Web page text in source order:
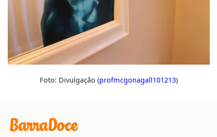
Foto: Divulgação (profmcgonagall101213)